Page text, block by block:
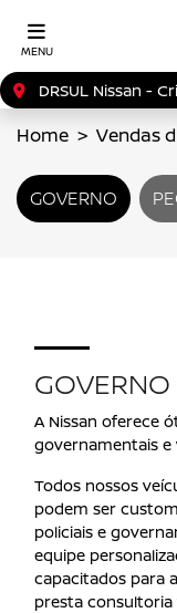
MENU
DRSUL Nissan -
Home Vendas
GOVERNO
GOVERNO
A Nissan oferece
governamentais e
Todos nossos
podem ser
policiais e
equipe
capacitados para
presta